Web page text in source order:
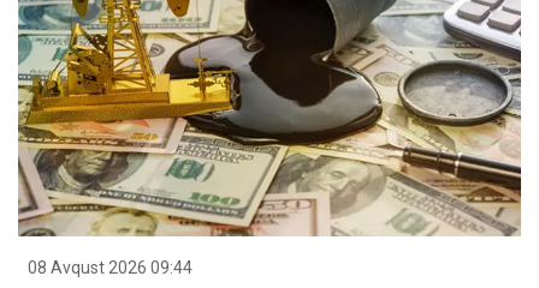
08 Avqust 2026 09:44